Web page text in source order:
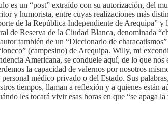
es un “post” extraído con su autorización, del
y humorista, entre cuyas realizaciones más
de la República Independiente de Arequipa” y
de Reserva de la Ciudad Blanca, denominada
también de un “Diccionario de
(campesino) de Arequipa. Willy, mi
Americana, se conduele aquí, de lo que nos
la capacidad de valernos por nosotros
médico privado o del Estado. Sus
tiempos, llaman a reflexión y a quienes están
les tocará vivir esas horas en que “se apaga la